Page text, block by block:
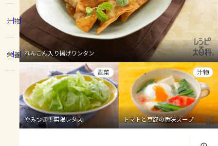
コンテンツ
レシピ
トーク
よくあるお問い合わせ
お買い物
ピーマン
みょうが ゴーヤ
汁物
栄養 れんこん入り揚げワンタン
やみつき！無限レタス
副菜
トマトと豆腐の香味スープ
汁物